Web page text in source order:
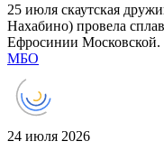
25 июля скаутская
Нахабино) провела
Ефросинии Московской.
МБО
24 июля 2026